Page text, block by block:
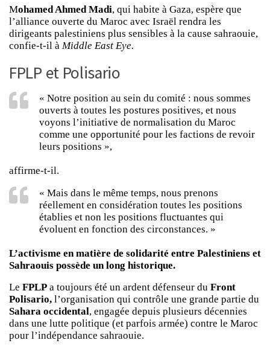
Mohamed Ahmed Madi, qui habite à Gaza, espère que
l’alliance ouverte du Maroc avec Israël rendra les
dirigeants palestiniens plus sensibles à la cause sahraouie,
confie-t-il à Middle East Eye.
FPLP et Polisario
« Notre position au sein du comité : nous sommes
ouverts à toutes les postures positives, et nous
voyons l’initiative de normalisation du Maroc
comme une opportunité pour les factions de revoir
leurs positions »,
affirme-t-il.
« Mais dans le même temps, nous prenons
réellement en considération toutes les positions
établies et non les positions fluctuantes qui
évoluent en fonction des circonstances. »
L’activisme en matière de solidarité entre Palestiniens et
Sahraouis possède un long historique.
Le FPLP a toujours été un ardent défenseur du Front
Polisario, l’organisation qui contrôle une grande partie du
Sahara occidental, engagée depuis plusieurs décennies
dans une lutte politique (et parfois armée) contre le Maroc
pour l’indépendance sahraouie.